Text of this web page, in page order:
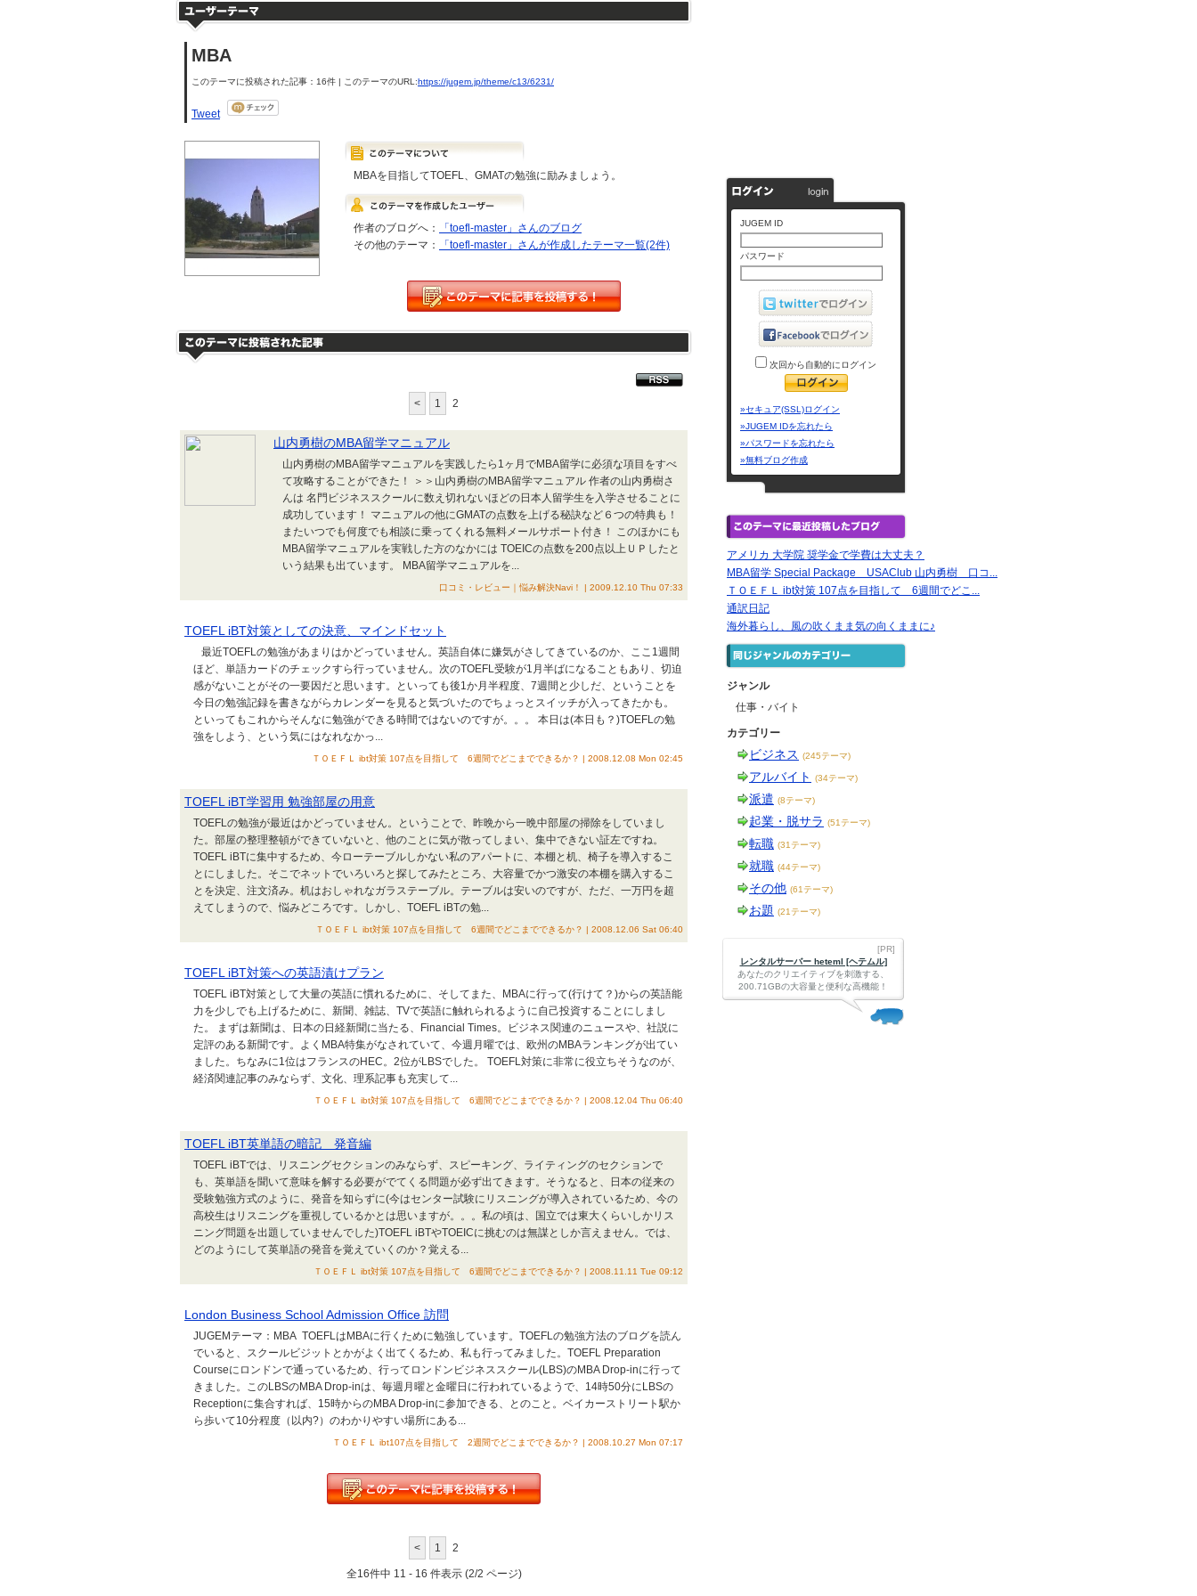
MBA
このテーマに投稿された記事：16件 | このテーマのURL:https://jugem.jp/theme/c13/6231/
Tweet
MBAを目指してTOEFL、GMATの勉強に励みましょう。
作者のブログへ：
「toefl-master」さんのブログ
その他のテーマ：
「toefl-master」さんが作成したテーマ一覧(2件)
< 1 2
山内勇樹のMBA留学マニュアル
山内勇樹のMBA留学マニュアルを実践したら1ヶ月でMBA留学に必須な項目をすべ
て攻略することができた！ ＞＞山内勇樹のMBA留学マニュアル 作者の山内勇樹さ
んは 名門ビジネススクールに数え切れないほどの日本人留学生を入学させることに
成功しています！ マニュアルの他にGMATの点数を上げる秘訣など６つの特典も！
またいつでも何度でも相談に乗ってくれる無料メールサポート付き！ このほかにも
MBA留学マニュアルを実戦した方のなかには TOEICの点数を200点以上ＵＰしたと
いう結果も出ています。 MBA留学マニュアルを...
口コミ・レビュー｜悩み解決Navi！ | 2009.12.10 Thu 07:33
TOEFL iBT対策としての決意、マインドセット
最近TOEFLの勉強があまりはかどっていません。英語自体に嫌気がさしてきているのか、ここ1週間
ほど、単語カードのチェックすら行っていません。次のTOEFL受験が1月半ばになることもあり、切迫
感がないことがその一要因だと思います。といっても後1か月半程度、7週間と少しだ、ということを
今日の勉強記録を書きながらカレンダーを見ると気づいたのでちょっとスイッチが入ってきたかも。
といってもこれからそんなに勉強ができる時間ではないのですが。。。 本日は(本日も？)TOEFLの勉
強をしよう、という気にはなれなかっ...
ＴＯＥＦＬ ibt対策 107点を目指して 6週間でどこまでできるか？ | 2008.12.08 Mon 02:45
TOEFL iBT学習用 勉強部屋の用意
TOEFLの勉強が最近はかどっていません。ということで、昨晩から一晩中部屋の掃除をしていまし
た。部屋の整理整頓ができていないと、他のことに気が散ってしまい、集中できない証左ですね。
TOEFL iBTに集中するため、今ローテーブルしかない私のアパートに、本棚と机、椅子を導入するこ
とにしました。そこでネットでいろいろと探してみたところ、大容量でかつ激安の本棚を購入するこ
とを決定、注文済み。机はおしゃれなガラステーブル。テーブルは安いのですが、ただ、一万円を超
えてしまうので、悩みどころです。しかし、TOEFL iBTの勉...
ＴＯＥＦＬ ibt対策 107点を目指して 6週間でどこまでできるか？ | 2008.12.06 Sat 06:40
TOEFL iBT対策への英語漬けプラン
TOEFL iBT対策として大量の英語に慣れるために、そしてまた、MBAに行って(行けて？)からの英語能
力を少しでも上げるために、新聞、雑誌、TVで英語に触れられるように自己投資することにしまし
た。 まずは新聞は、日本の日経新聞に当たる、Financial Times。ビジネス関連のニュースや、社説に
定評のある新聞です。よくMBA特集がなされていて、今週月曜では、欧州のMBAランキングが出てい
ました。ちなみに1位はフランスのHEC。2位がLBSでした。 TOEFL対策に非常に役立ちそうなのが、
経済関連記事のみならず、文化、理系記事も充実して...
ＴＯＥＦＬ ibt対策 107点を目指して 6週間でどこまでできるか？ | 2008.12.04 Thu 06:40
TOEFL iBT英単語の暗記 発音編
TOEFL iBTでは、リスニングセクションのみならず、スピーキング、ライティングのセクションで
も、英単語を聞いて意味を解する必要がでてくる問題が必ず出てきます。そうなると、日本の従来の
受験勉強方式のように、発音を知らずに(今はセンター試験にリスニングが導入されているため、今の
高校生はリスニングを重視しているかとは思いますが。。。私の頃は、国立では東大くらいしかリス
ニング問題を出題していませんでした)TOEFL iBTやTOEICに挑むのは無謀としか言えません。では、
どのようにして英単語の発音を覚えていくのか？覚える...
ＴＯＥＦＬ ibt対策 107点を目指して 6週間でどこまでできるか？ | 2008.11.11 Tue 09:12
London Business School Admission Office 訪問
JUGEMテーマ：MBA TOEFLはMBAに行くために勉強しています。TOEFLの勉強方法のブログを読ん
でいると、スクールビジットとかがよく出てくるため、私も行ってみました。TOEFL Preparation
Courseにロンドンで通っているため、行ってロンドンビジネススクール(LBS)のMBA Drop-inに行って
きました。このLBSのMBA Drop-inは、毎週月曜と金曜日に行われているようで、14時50分にLBSの
Receptionに集合すれば、15時からのMBA Drop-inに参加できる、とのこと。ベイカーストリート駅か
ら歩いて10分程度（以内?）のわかりやすい場所にある...
ＴＯＥＦＬ ibt107点を目指して 2週間でどこまでできるか？ | 2008.10.27 Mon 07:17
< 1 2
全16件中 11 - 16 件表示 (2/2 ページ)
JUGEM ID
パスワード
次回から自動的にログイン
»セキュア(SSL)ログイン
»JUGEM IDを忘れたら
»パスワードを忘れたら
»無料ブログ作成
アメリカ 大学院 奨学金で学費は大丈夫？
MBA留学 Special Package USAClub 山内勇樹 口コ...
ＴＯＥＦＬ ibt対策 107点を目指して 6週間でどこ...
通訳日記
海外暮らし、風の吹くまま気の向くままに♪
ジャンル
仕事・バイト
カテゴリー
ビジネス (245テーマ)
アルバイト (34テーマ)
派遣 (8テーマ)
起業・脱サラ (51テーマ)
転職 (31テーマ)
就職 (44テーマ)
その他 (61テーマ)
お題 (21テーマ)
[PR]
レンタルサーバー heteml [ヘテムル]
あなたのクリエイティブを刺激する、
200.71GBの大容量と便利な高機能！